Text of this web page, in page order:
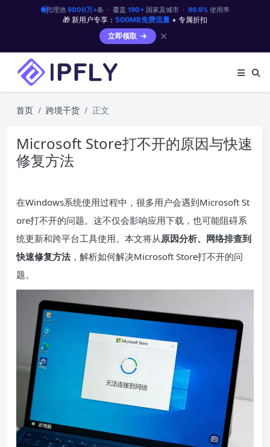
代理池 9000万+条 · 覆盖 190+国家及城市 · 99.9%使用率
🎁 新用户专享： 500MB免费流量 + 专属折扣
立即领取
✕
首页 跨境干货 正文
Microsoft Store打不开的原因与快速
修复方法
在Windows系统使用过程中，很多用户会遇到Microsoft St
ore打不开的问题。这不仅会影响应用下载，也可能阻碍系
统更新和跨平台工具使用。本文将从原因分析、网络排查到
快速修复方法，解析如何解决Microsoft Store打不开的问
题。